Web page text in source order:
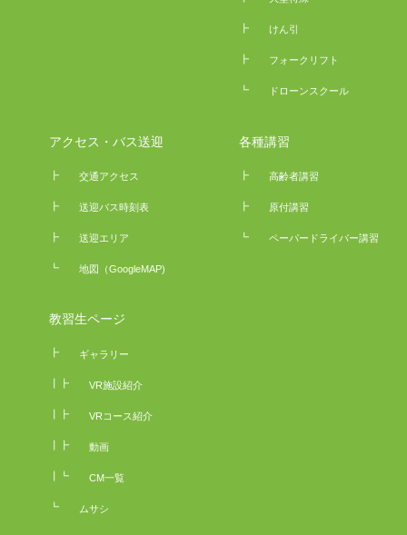
┣ けん引
┣ フォークリフト
┗ ドローンスクール
アクセス・バス送迎
┣ 交通アクセス
┣ 送迎バス時刻表
┣ 送迎エリア
┗ 地図（GoogleMAP)
各種講習
┣ 高齢者講習
┣ 原付講習
┗ ペーパードライバー講習
教習生ページ
┣ ギャラリー
┃┣ VR施設紹介
┃┣ VRコース紹介
┃┣ 動画
┃┗ CM一覧
┗ ムサシ